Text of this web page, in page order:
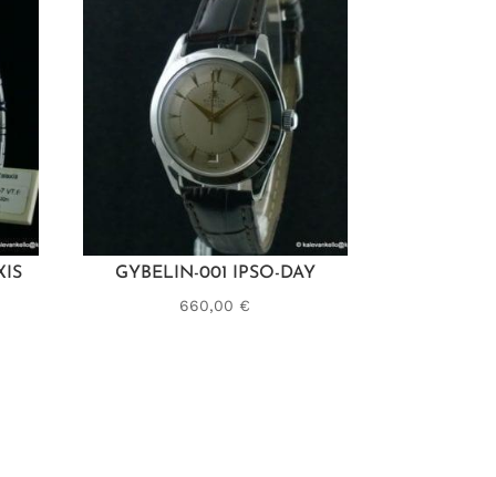
GYBELIN-001 IPSO-DAY
660,00 €